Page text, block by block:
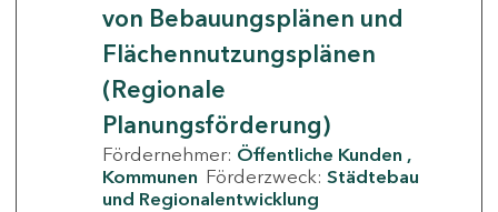
von Bebauungsplänen und
Flächennutzungsplänen
(Regionale
Planungsförderung)
Fördernehmer: Öffentliche Kunden
Kommunen Förderzweck: Städtebau
und Regionalentwicklung